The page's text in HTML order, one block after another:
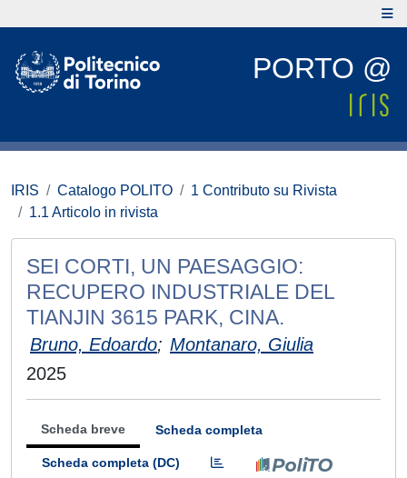
PORTO @
IRIS Catalogo POLITO
1 Contributo su Rivista
1.1 Articolo in rivista
SEI CORTI, UN PAESAGGIO:
RECUPERO INDUSTRIALE DEL
TIANJIN 3615 PARK, CINA.
Bruno, Edoardo; Montanaro, Giulia
2025
Scheda breve Scheda completa
Scheda completa (DC)